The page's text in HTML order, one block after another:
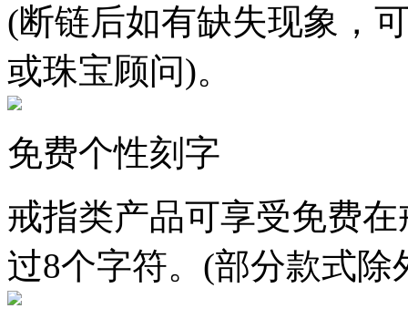
(断链后如有缺失现象，
或珠宝顾问)。
免费个性刻字
戒指类产品可享受免费
过8个字符。(部分款式